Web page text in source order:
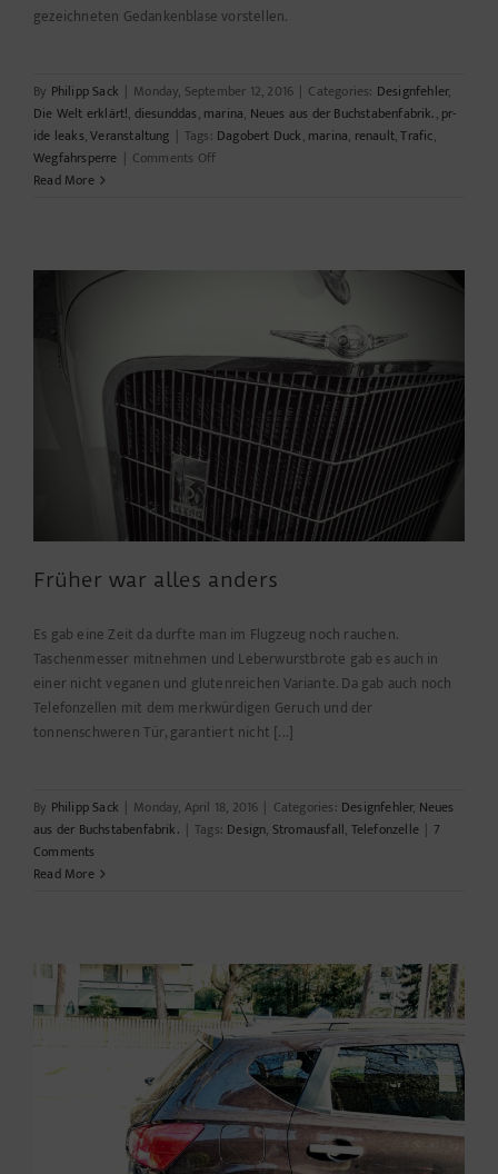
gezeichneten Gedankenblase vorstellen.
By Philipp Sack | Monday, September 12, 2016 | Categories: Designfehler,
Die Welt erklärt!, diesunddas, marina, Neues aus der Buchstabenfabrik., pr-
ide leaks,Veranstaltung | Tags: Dagobert Duck, marina, renault,Trafic,
Wegfahrsperre | Comments Offon
Read More
Früher war alles anders
Es gab eine Zeit da durfte man im Flugzeug noch rauchen.
Taschenmesser mitnehmen und Leberwurstbrote gab es auch in
einer nicht veganen und glutenreichen Variante. Da gab auch noch
Telefonzellen mit dem merkwürdigen Geruch und der
tonnenschweren Tür, garantiert nicht [...]
By Philipp Sack | Monday, April 18, 2016 | Categories: Designfehler, Neues
aus der Buchstabenfabrik. | Tags: Design, Stromausfall, Telefonzelle | 7
Comments
Read More